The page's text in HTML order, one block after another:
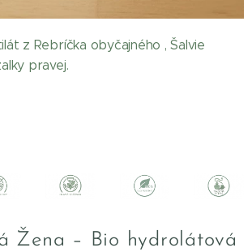
z Rebríčka obyčajného , Šalvie
pravej.
Žena – Bio hydrolátová